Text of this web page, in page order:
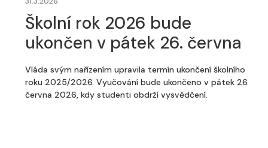
Školní rok 2026 bude
ukončen v pátek 26. června
Vláda svým nařízením upravila termín ukončení školního
roku 2025/2026. Vyučování bude ukončeno v pátek 26.
června 2026, kdy studenti obdrží vysvědčení.